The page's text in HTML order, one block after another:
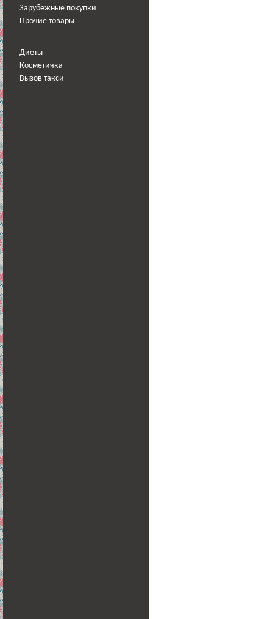
Зарубежные покупки
Прочие товары
Диеты
Косметичка
Вызов такси